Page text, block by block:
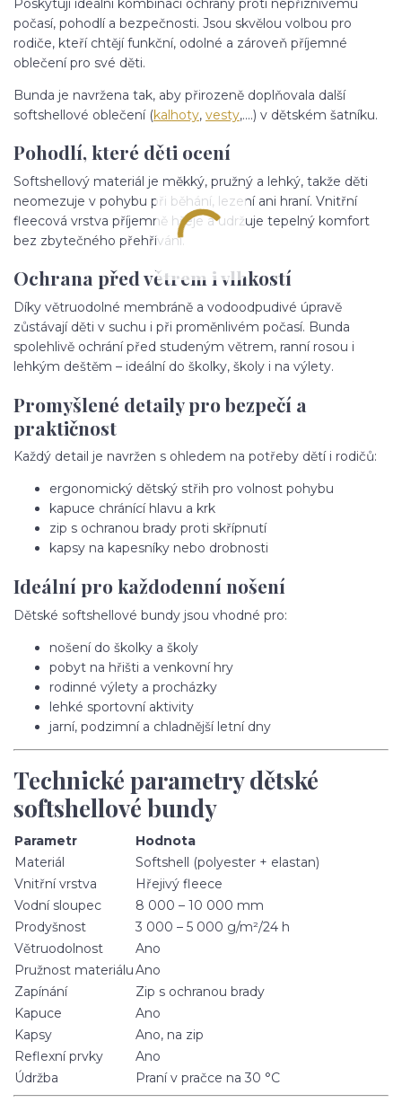
Poskytují ideální kombinaci ochrany proti nepříznivému
počasí, pohodlí a bezpečnosti. Jsou skvělou volbou pro
rodiče, kteří chtějí funkční, odolné a zároveň příjemné
oblečení pro své děti.
Bunda je navržena tak, aby přirozeně doplňovala další
softshellové oblečení (kalhoty, vesty,....) v dětském šatníku.
Pohodlí, které děti ocení
Softshellový materiál je měkký, pružný a lehký, takže děti
neomezuje v pohybu při běhání, lezení ani hraní. Vnitřní
fleecová vrstva příjemně hřeje a udržuje tepelný komfort
bez zbytečného přehřívání.
Ochrana před větrem i vlhkostí
Díky větruodolné membráně a vodoodpudivé úpravě
zůstávají děti v suchu i při proměnlivém počasí. Bunda
spolehlivě ochrání před studeným větrem, ranní rosou i
lehkým deštěm – ideální do školky, školy i na výlety.
Promyšlené detaily pro bezpečí a
praktičnost
Každý detail je navržen s ohledem na potřeby dětí i rodičů:
ergonomický dětský střih pro volnost pohybu
kapuce chránící hlavu a krk
zip s ochranou brady proti skřípnutí
kapsy na kapesníky nebo drobnosti
Ideální pro každodenní nošení
Dětské softshellové bundy jsou vhodné pro:
nošení do školky a školy
pobyt na hřišti a venkovní hry
rodinné výlety a procházky
lehké sportovní aktivity
jarní, podzimní a chladnější letní dny
Technické parametry dětské
softshellové bundy
Parametr
Hodnota
Materiál
Softshell (polyester + elastan)
Vnitřní vrstva
Hřejivý fleece
Vodní sloupec
8 000 – 10 000 mm
Prodyšnost
3 000 – 5 000 g/m²/24 h
Větruodolnost
Ano
Pružnost materiáluAno
Zapínání
Zip s ochranou brady
Kapuce
Ano
Kapsy
Ano, na zip
Reflexní prvky
Ano
Údržba
Praní v pračce na 30 °C